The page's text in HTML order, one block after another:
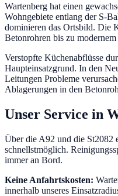
Wartenberg hat einen
Wohngebiete entlang der S-
dominieren das Ortsbild. Die
Betonrohren bis zu
Verstopfte Küchenabflüsse
Haupteinsatzgrund. In den
Leitungen Probleme
Ablagerungen in den
Unser Service in
Über die A92 und die St2082
schnellstmöglich.
immer an Bord.
Keine Anfahrtskosten:
innerhalb unseres